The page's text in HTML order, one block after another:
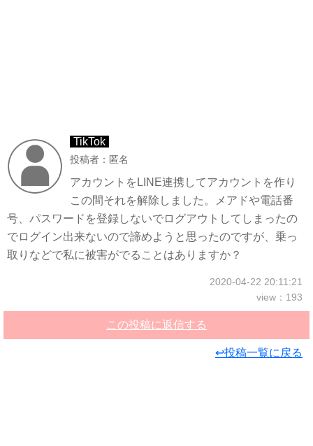
TikTok
投稿者：匿名
アカウントをLINE連携してアカウントを作り
この間それを解除しました。メアドや電話番
号、パスワードを登録しないでログアウトしてしまったの
でログイン出来ないので諦めようと思ったのですが、乗っ
取りなどで私に被害がでることはありますか？
2020-04-22 20:11:21
view：193
この投稿に返信する
↩投稿一覧に戻る